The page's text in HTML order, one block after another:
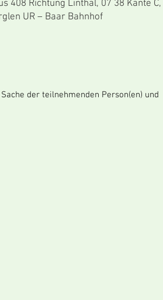
Richtung Linthal, 07 38 Kante C,
UR – Baar Bahnhof
der teilnehmenden Person(en) und